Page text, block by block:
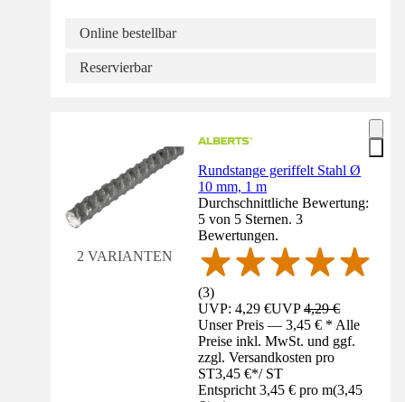
Online bestellbar
Reservierbar
2 VARIANTEN
Rundstange geriffelt Stahl Ø
10 mm, 1 m
Durchschnittliche Bewertung:
5 von 5 Sternen. 3
Bewertungen.
(3)
UVP: 4,29 €UVP4,29 €
Unser Preis — 3,45 € * Alle
Preise inkl. MwSt. und ggf.
zzgl. Versandkosten pro
ST3,45 €*/ ST
Entspricht 3,45 € pro m(3,45